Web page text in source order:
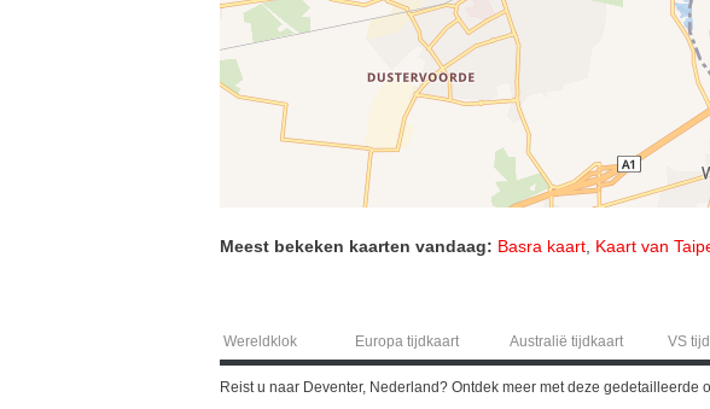
Meest bekeken kaarten vandaag: Basra kaart Kaart van
Wereldklok Europa tijdkaart Australië tijdkaart VS
Reist u naar Deventer, Nederland? Ontdek meer met deze